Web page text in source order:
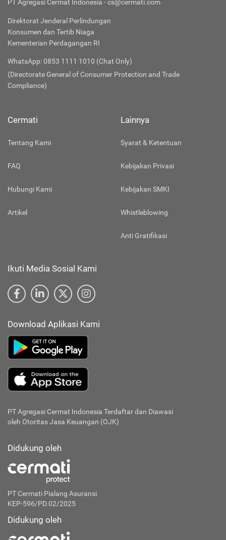
PT Agregasi Cermat Indonesia - cs@cermati.com
Direktorat Jenderal Perlindungan
Konsumen dan Tertib Niaga
Kementerian Perdagangan RI
WhatsApp: 0853 1111 1010 (Chat Only)
(Directorate General of Consumer Protection and Trade
Compliance)
Cermati
Tentang Kami
FAQ
Hubungi Kami
Artikel
Lainnya
Syarat & Ketentuan
Kebijakan Privasi
Kebijakan SMKI
Whistleblowing
Anti Gratifikasi
Ikuti Media Sosial Kami
Download Aplikasi Kami
PT Agregasi Cermat Indonesia Terdaftar dan Diawasi
oleh Otoritas Jasa Keuangan (OJK)
Didukung oleh
PT Cermati Pialang Asuransi
KEP-596/PD.02/2025
Didukung oleh